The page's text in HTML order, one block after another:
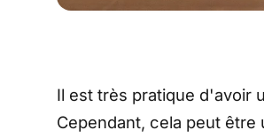
Il est très pratique d'avoir
Cependant, cela peut